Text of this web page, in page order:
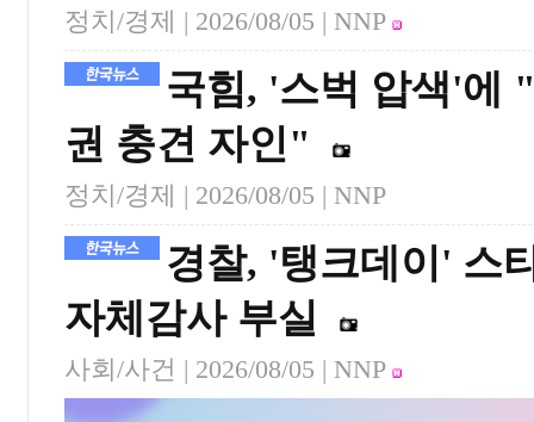
정치/경제 | 2026/08/05 | NNP
국힘, '스벅 압색'에
권 충견 자인"
정치/경제 | 2026/08/05 | NNP
경찰, '탱크데이' 스
자체감사 부실
사회/사건 | 2026/08/05 | NNP